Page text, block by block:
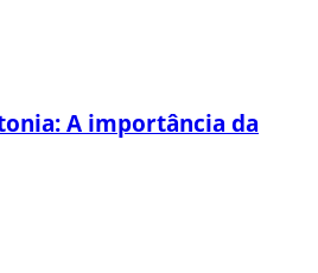
A importância da